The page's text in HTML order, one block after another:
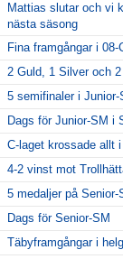
Mattias slutar och vi
nästa säsong
Fina framgångar i
2 Guld, 1 Silver och
5 semifinaler i Junior-
Dags för Junior-SM i
C-laget krossade allt
4-2 vinst mot
5 medaljer på Senior-
Dags för Senior-SM
Täbyframgångar i